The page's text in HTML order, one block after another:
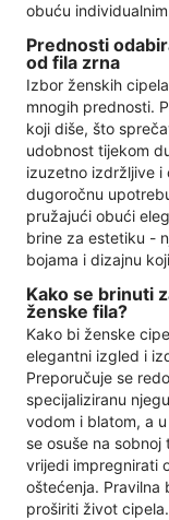
obuću
Prednosti
od fila zrna
Izbor ženskih
mnogih prednosti.
koji diše, što
udobnost tijekom
izuzetno izdržljive i
dugoročnu
pružajući obući
brine za estetiku -
bojama i dizajnu
Kako se brinuti
ženske fila?
Kako bi ženske
elegantni izgled i
Preporučuje se
specijaliziranu
vodom i blatom, a
se osuše na
vrijedi impregnirati
oštećenja. Pravilna
proširiti život cipela.